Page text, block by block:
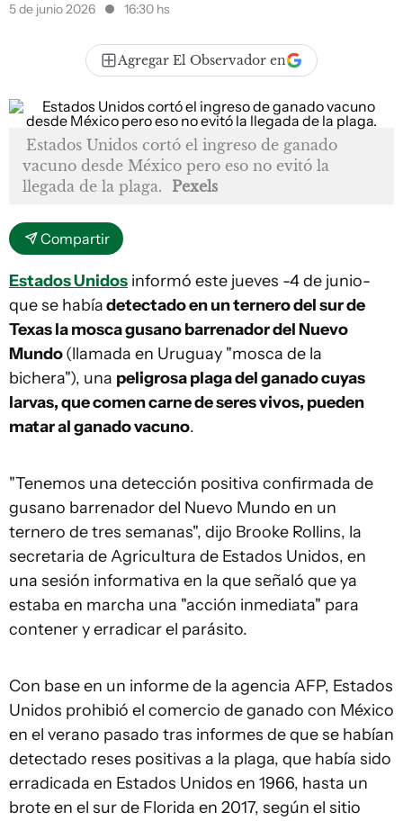
5 de junio 2026 16:30 hs
Agregar El Observador en
Estados Unidos cortó el ingreso de ganado
vacuno desde México pero eso no evitó la
llegada de la plaga. Pexels
Compartir
Estados Unidos informó este jueves -4 de junio-
que se habíadetectado en un ternero del sur de
Texas la mosca gusano barrenador del Nuevo
Mundo(llamada en Uruguay "mosca de la
bichera"), una peligrosa plaga del ganado cuyas
larvas, que comen carne de seres vivos, pueden
matar al ganado vacuno.
"Tenemos una detección positiva confirmada de
gusano barrenador del Nuevo Mundo en un
ternero de tres semanas", dijo Brooke Rollins, la
secretaria de Agricultura de Estados Unidos, en
una sesión informativa en la que señaló que ya
estaba en marcha una "acción inmediata" para
contener y erradicar el parásito.
Con base en un informe de la agencia AFP, Estados
Unidos prohibió el comercio de ganado con México
en el verano pasado tras informes de que se habían
detectado reses positivas a la plaga, que había sido
erradicada en Estados Unidos en 1966, hasta un
brote en el sur de Florida en 2017, según el sitio